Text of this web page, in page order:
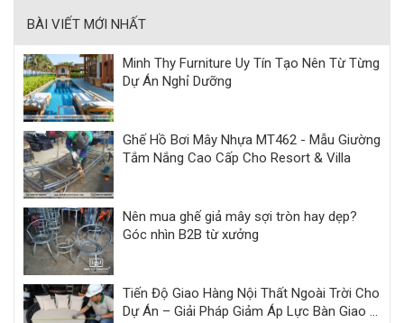
BÀI VIẾT MỚI NHẤT
Minh Thy Furniture Uy Tín Tạo Nên Từ Từng
Dự Án Nghỉ Dưỡng
Ghế Hồ Bơi Mây Nhựa MT462 - Mẫu Giường
Tắm Nắng Cao Cấp Cho Resort & Villa
Nên mua ghế giả mây sợi tròn hay dẹp?
Góc nhìn B2B từ xưởng
Tiến Độ Giao Hàng Nội Thất Ngoài Trời Cho
Dự Án – Giải Pháp Giảm Áp Lực Bàn Giao |